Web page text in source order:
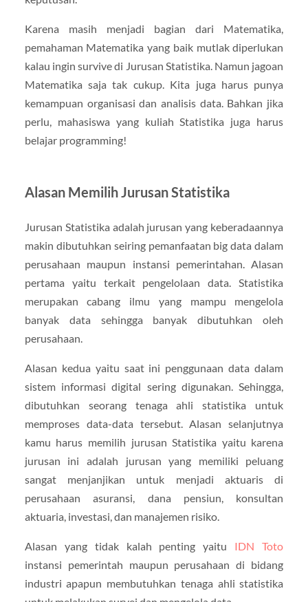
Karena masih menjadi bagian dari Matematika,
pemahaman Matematika yang baik mutlak diperlukan
kalau ingin survive di Jurusan Statistika. Namun jagoan
Matematika saja tak cukup. Kita juga harus punya
kemampuan organisasi dan analisis data. Bahkan jika
perlu, mahasiswa yang kuliah Statistika juga harus
belajar programming!
Alasan Memilih Jurusan Statistika
Jurusan Statistika adalah jurusan yang keberadaannya
makin dibutuhkan seiring pemanfaatan big data dalam
perusahaan maupun instansi pemerintahan. Alasan
pertama yaitu terkait pengelolaan data. Statistika
merupakan cabang ilmu yang mampu mengelola
banyak data sehingga banyak dibutuhkan oleh
perusahaan.
Alasan kedua yaitu saat ini penggunaan data dalam
sistem informasi digital sering digunakan. Sehingga,
dibutuhkan seorang tenaga ahli statistika untuk
memproses data-data tersebut. Alasan selanjutnya
kamu harus memilih jurusan Statistika yaitu karena
jurusan ini adalah jurusan yang memiliki peluang
sangat menjanjikan untuk menjadi aktuaris di
perusahaan asuransi, dana pensiun, konsultan
aktuaria, investasi, dan manajemen risiko.
Alasan yang tidak kalah penting yaitu IDN Toto
instansi pemerintah maupun perusahaan di bidang
industri apapun membutuhkan tenaga ahli statistika